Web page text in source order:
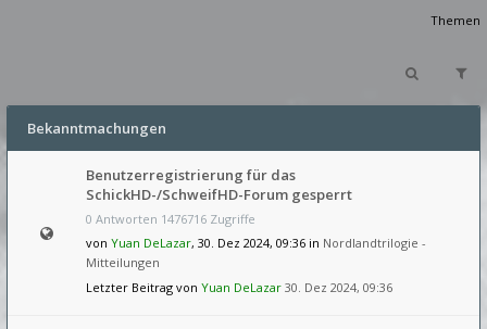
Themen
Bekanntmachungen
Benutzerregistrierung für das
SchickHD-/SchweifHD-Forum gesperrt
0 Antworten 1476716 Zugriffe
von Yuan DeLazar, 30. Dez 2024, 09:36 in Nordlandtrilogie -
Mitteilungen
Letzter Beitrag von Yuan DeLazar 30. Dez 2024, 09:36